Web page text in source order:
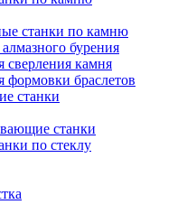
станки по камню
бурения
сверления камня
формовки браслетов
станки
станки
по стеклу